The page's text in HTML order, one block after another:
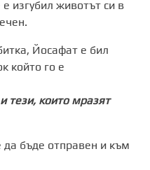
изгубил животът си в
Йосафат е бил
който го е
тези, които мразят
бъде отправен и към